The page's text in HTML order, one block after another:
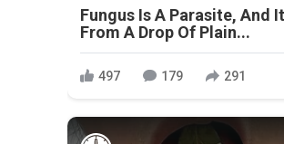
Fungus Is A Parasite, And
From A Drop Of Plain...
497 179 291